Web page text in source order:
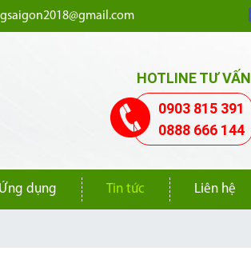
HOTLINE TƯ VẤN
0903 815 391
0888 666 144
dụng Tin tức Liên hệ